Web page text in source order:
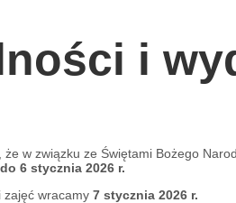
i
w związku ze Świętami Bożego
6 stycznia 2026 r.
zajęć wracamy 7 stycznia 2026 r.